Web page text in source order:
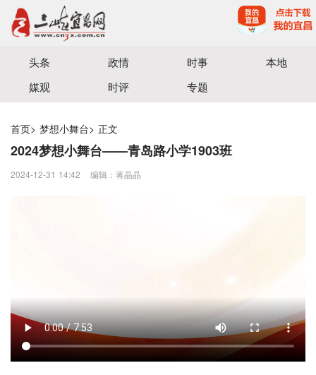
宜昌三峡融媒体中心主办
头条 政情 时事
本地
媒观
时评 专题
首页> 梦想小舞台> 正文
2024梦想小舞台——青岛路小学1903班
2024-12-31 14:42 编辑：蒋晶晶